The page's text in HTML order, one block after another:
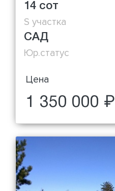
14 сот
S участка
САД
Юр.статус
Цена
1 350 000 ₽